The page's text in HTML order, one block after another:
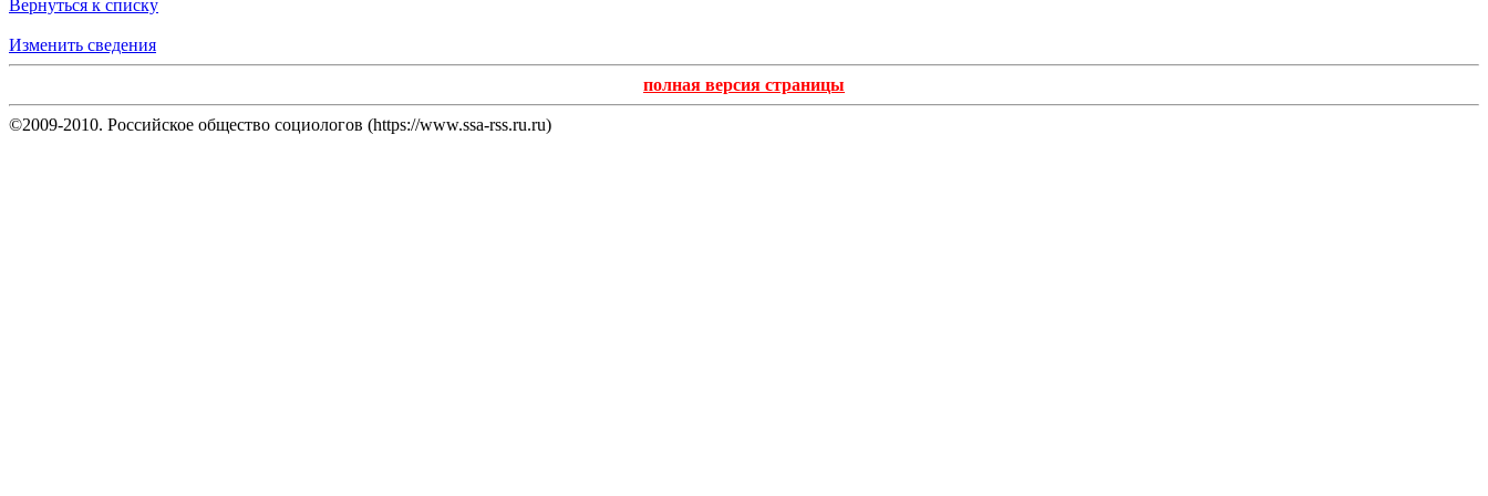
Вернуться к списку
Изменить сведения
полная версия страницы
©2009-2010. Российское общество социологов (https://www.ssa-rss.ru.ru)